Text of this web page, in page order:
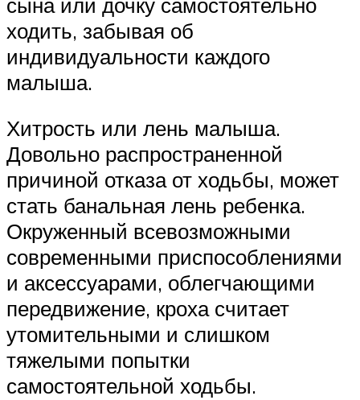
ходить, забывая об
индивидуальности каждого
малыша.
Хитрость или лень малыша.
Довольно распространенной
причиной отказа от ходьбы, может
стать банальная лень ребенка.
Окруженный всевозможными
современными приспособлениями
и аксессуарами, облегчающими
передвижение, кроха считает
утомительными и слишком
тяжелыми попытки
самостоятельной ходьбы.